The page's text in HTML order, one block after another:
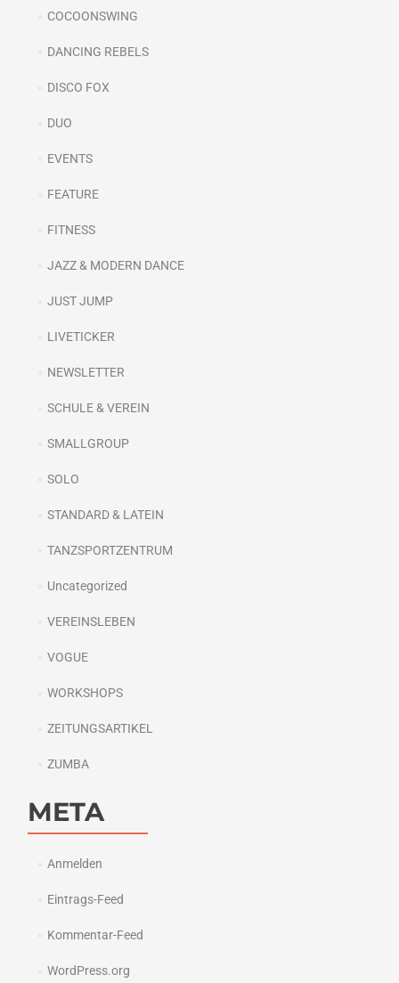
COCOONSWING
DANCING REBELS
DISCO FOX
DUO
EVENTS
FEATURE
FITNESS
JAZZ & MODERN DANCE
JUST JUMP
LIVETICKER
NEWSLETTER
SCHULE & VEREIN
SMALLGROUP
SOLO
STANDARD & LATEIN
TANZSPORTZENTRUM
Uncategorized
VEREINSLEBEN
VOGUE
WORKSHOPS
ZEITUNGSARTIKEL
ZUMBA
META
Anmelden
Eintrags-Feed
Kommentar-Feed
WordPress.org